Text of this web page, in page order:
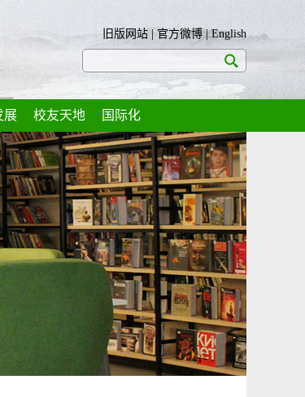
旧版网站 |官方微博|English
展 校友天地 国际化